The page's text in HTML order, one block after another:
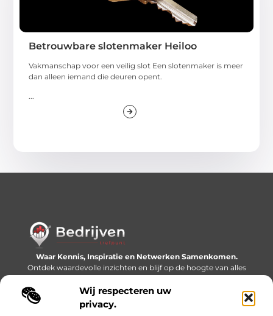
Wij respecteren uw
privacy.
Betrouwbare slotenmaker Heiloo
Vakmanschap voor een veilig slot Een slotenmaker is meer
dan alleen iemand die deuren opent.
Waar Kennis, Inspiratie en Netwerken Samenkomen.
Ontdek waardevolle inzichten en blijf op de hoogte van alles
wat er speelt in de wereld.
Bericht categorie